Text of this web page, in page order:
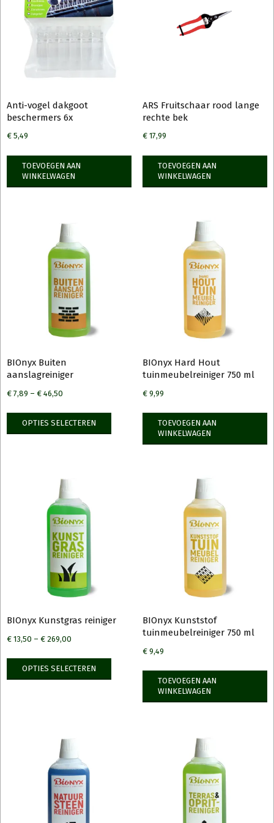
Anti-vogel dakgoot
beschermers 6x
€ 5,49
TOEVOEGEN AAN
WINKELWAGEN
ARS Fruitschaar rood lange
rechte bek
€17,99
TOEVOEGEN AAN
WINKELWAGEN
BIOnyx Buiten
aanslagreiniger
€ 7,89 – € 46,50
OPTIES SELECTEREN
Dit
BIOnyx Hard Hout
tuinmeubelreiniger 750 ml
€9,99
TOEVOEGEN AAN
WINKELWAGEN
BIOnyx Kunstgras reiniger
€ 13,50 – € 269,00
OPTIES SELECTEREN
Dit
product
meerdere
BIOnyx Kunststof
tuinmeubelreiniger 750 ml
€9,49
TOEVOEGEN AAN
WINKELWAGEN